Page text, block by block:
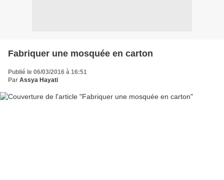
Fabriquer une mosquée en carton
Publié le 06/03/2016 à 16:51
Par Assya Hayati